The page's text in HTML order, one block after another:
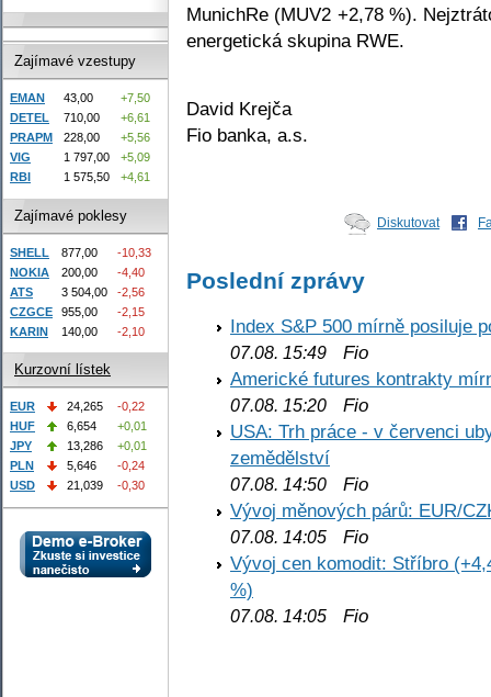
MunichRe (MUV2 +2,78 %).
energetická skupina RWE.
David Krejča
Fio banka, a.s.
Diskutovat
Poslední zprávy
Index S&P 500 mírně posiluje
07.08. 15:49 Fio
Americké futures kontrakty
07.08. 15:20 Fio
USA: Trh práce - v červenci
zemědělství
07.08. 14:50 Fio
Vývoj měnových párů: EUR/
07.08. 14:05 Fio
Vývoj cen komodit: Stříbro
%)
07.08. 14:05 Fio
Zajímavé vzestupy
EMAN 43,00
+7,50
DETEL
710,00
+6,61
PRAPM
228,00
+5,56
VIG
1 797,00
+5,09
RBI
1 575,50 +4,61
Zajímavé poklesy
SHELL 877,00
-10,33
NOKIA
200,00
-4,40
ATS
3 504,00
-2,56
CZGCE
955,00
-2,15
KARIN
140,00 -2,10
Kurzovní lístek
EUR 24,265
-0,22
HUF
6,654
+0,01
JPY
13,286
+0,01
PLN
5,646
-0,24
USD
21,039 -0,30